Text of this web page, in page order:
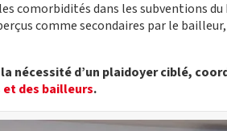
comorbidités dans les subventions
comme secondaires par le
nécessité d’un plaidoyer ciblé,
des bailleurs.